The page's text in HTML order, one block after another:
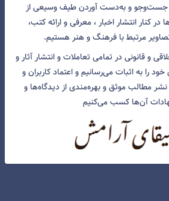
جست‌و‌جو و به‌دست آوردن طیف وسیعی از
در کنار انتشار اخبار ، معرفی و ارائه کتب،
مرتبط با فرهنگ و هنر هستیم.
و قانونی در تمامی تعاملات و انتشار آثار و
خود را به اثبات می‌رسانیم و اعتماد کاربران و
مطالب موثق و بهره‌مندی از دیدگاه‌ها و
آن‌ها کسب می‌کنیم